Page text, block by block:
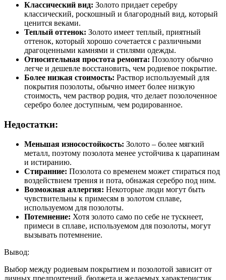
Классический вид: Золото придает серебру
классический, роскошный и благородный вид, который
ценится веками.
Теплый оттенок: Золото имеет теплый, приятный
оттенок, который хорошо сочетается с различными
драгоценными камнями и стилями одежды.
Относительная простота ремонта: Позолоту обычно
легче и дешевле восстановить, чем родиевое покрытие.
Более низкая стоимость: Раствор используемый для
покрытия позолоты, обычно имеет более низкую
стоимость, чем раствор родия, что делает позолоченное
серебро более доступным, чем родированное.
Недостатки:
Меньшая износостойкость: Золото – более мягкий
металл, поэтому позолота менее устойчива к царапинам
и истиранию.
Стиранние: Позолота со временем может стираться под
воздействием трения и пота, обнажая серебро под ним.
Возможная аллергия: Некоторые люди могут быть
чувствительны к примесям в золотом сплаве,
используемом для позолоты.
Потемнение: Хотя золото само по себе не тускнеет,
примеси в сплаве, используемом для позолоты, могут
вызывать потемнение.
Вывод:
Выбор между родиевым покрытием и позолотой зависит от
личных предпочтений, бюджета и желаемых характеристик